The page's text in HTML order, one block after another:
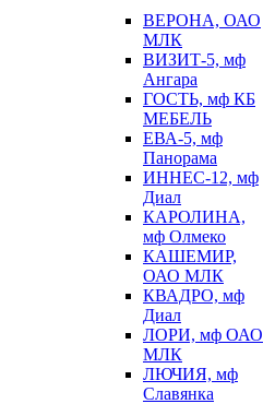
ВЕРОНА, ОАО
МЛК
ВИЗИТ-5, мф
Ангара
ГОСТЬ, мф КБ
МЕБЕЛЬ
ЕВА-5, мф
Панорама
ИННЕС-12, мф
Диал
КАРОЛИНА,
мф Олмеко
КАШЕМИР,
ОАО МЛК
КВАДРО, мф
Диал
ЛОРИ, мф ОАО
МЛК
ЛЮЧИЯ, мф
Славянка